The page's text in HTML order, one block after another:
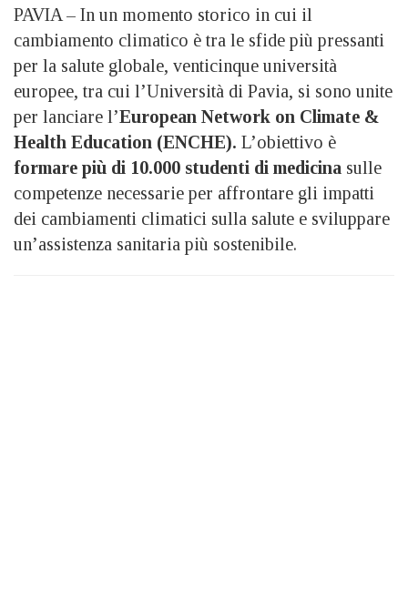
PAVIA – In un momento storico in cui il
cambiamento climatico è tra le sfide più pressanti
per la salute globale, venticinque università
europee, tra cui l’Università di Pavia, si sono unite
per lanciare l’European Network on Climate &
Health Education (ENCHE). L’obiettivo è
formare più di 10.000 studenti di medicina sulle
competenze necessarie per affrontare gli impatti
dei cambiamenti climatici sulla salute e sviluppare
un’assistenza sanitaria più sostenibile.